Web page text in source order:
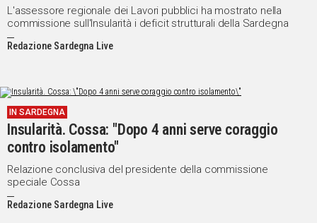
MEDIO
CAMPIDANO
POLITICA
IN
ITALIA
NEL
MONDO
SPORT
EVENTI
L'assessore regionale dei Lavori pubblici ha mostrato nella
commissione sull'Insularità i deficit strutturali della Sardegna
Redazione Sardegna Live
IN SARDEGNA
Insularità. Cossa: "Dopo 4 anni serve coraggio
contro isolamento"
Relazione conclusiva del presidente della commissione
speciale Cossa
Redazione Sardegna Live